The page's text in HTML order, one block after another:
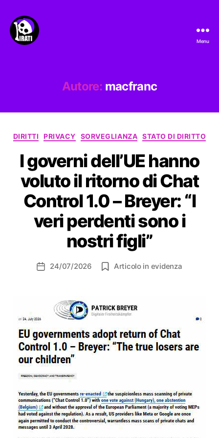
Menu
Autore: macfranc
Categorie
DIRITTI PRIVACY SORVEGLIANZA STATO DI DIRITTO
I governi dell’UE hanno
voluto il ritorno di Chat
Control 1.0 – Breyer: “I
veri perdenti sono i
nostri figli”
Data24/07/2026 Articolo in evidenza